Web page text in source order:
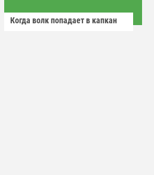
Когда волк попадает в капкан